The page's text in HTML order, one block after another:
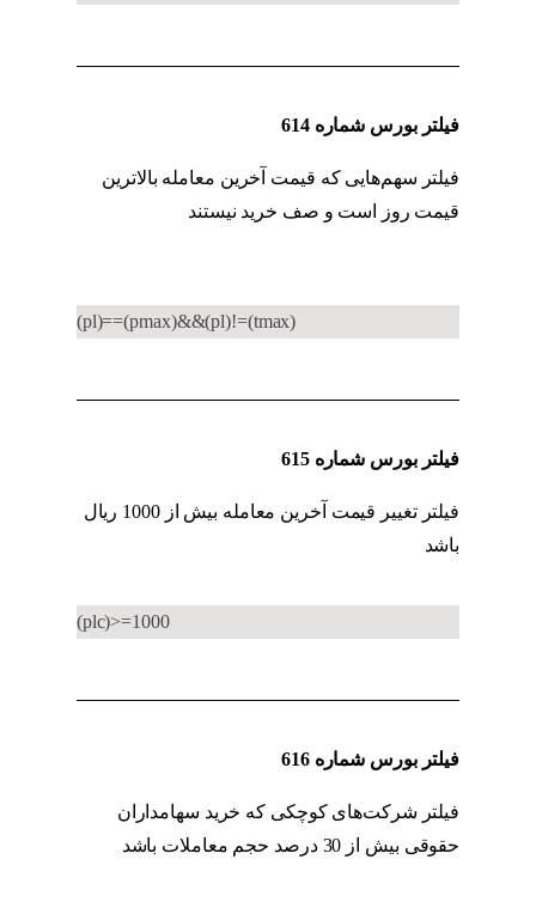
فیلتر بورس شماره 614
فیلتر سهم‌هایی که قیمت آخرین معامله بالاترین
قیمت روز است و صف خرید نیستند
(pl)==(pmax)&&(pl)!=(tmax)
فیلتر بورس شماره 615
فیلتر تغییر قیمت آخرین معامله بیش از 1000 ریال
باشد
(plc)>=1000
فیلتر بورس شماره 616
فیلتر شرکت‌های کوچکی که خرید سهامداران
حقوقی بیش از 30 درصد حجم معاملات باشد